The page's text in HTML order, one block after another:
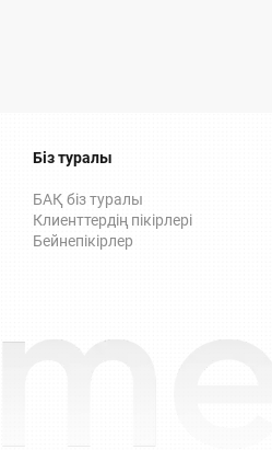
Біз туралы
БАҚ біз туралы
Клиенттердің пікірлері
Бейнепікірлер